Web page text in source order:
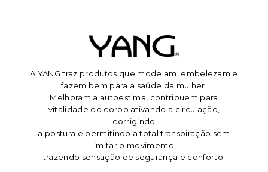
A YANG traz produtos que modelam, embelezam e
fazem bem para a saúde da mulher.
Melhoram a autoestima, contribuem para
vitalidade do corpo ativando a circulação,
corrigindo
a postura e permitindo a total transpiração sem
limitar o movimento,
trazendo sensação de segurança e conforto.